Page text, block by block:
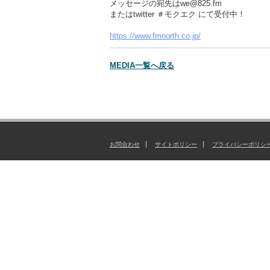
メッセージの宛先はwe@825.fm
またはtwitter ＃モクエク にて受付中！
https://www.fmnorth.co.jp/
MEDIA一覧へ戻る
お問合わせ サイトポリシー プライバシーポリシ